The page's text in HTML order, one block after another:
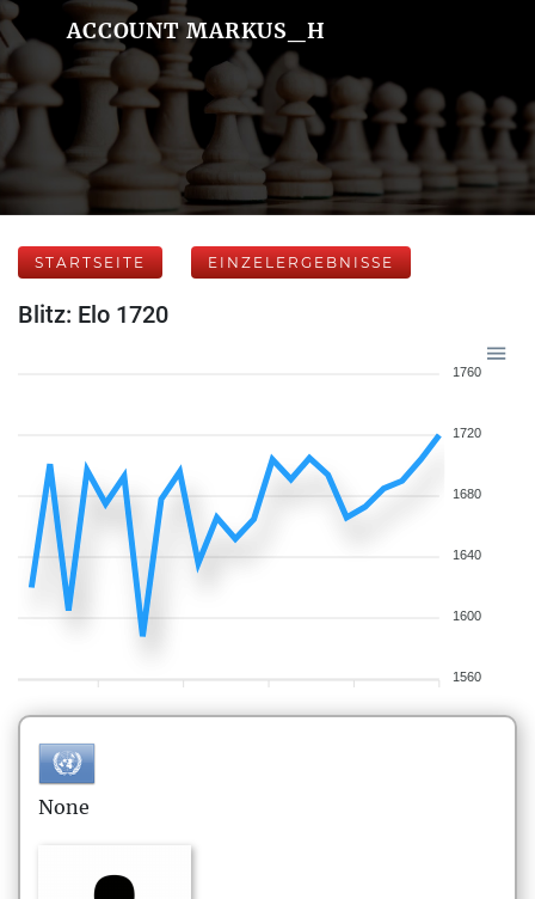
ACCOUNT MARKUS_H
STARTSEITE EINZELERGEBNISSE
Blitz: Elo 1720
1760
1720
1680
1640
1600
1560
None